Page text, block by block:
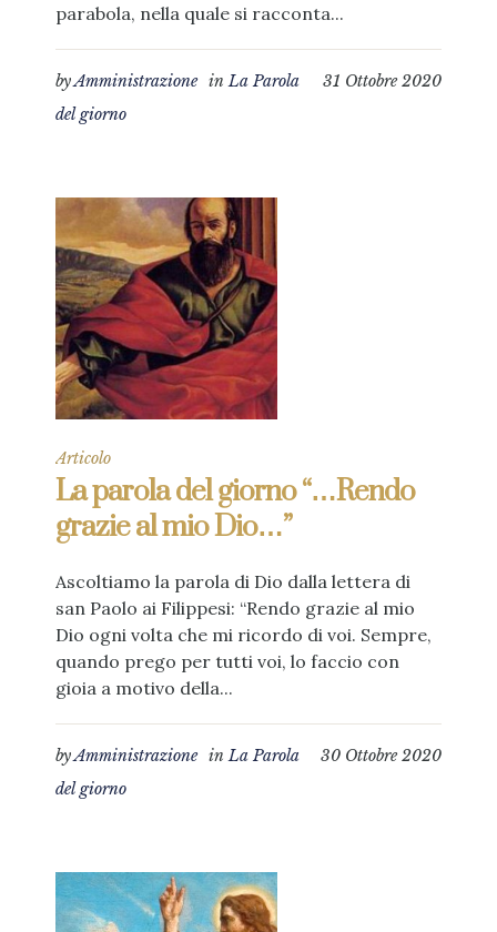
parabola, nella quale si racconta...
31 Ottobre 2020
byAmministrazione inLa Parola
del giorno
Articolo
La parola del giorno “…Rendo
grazie al mio Dio…”
Ascoltiamo la parola di Dio dalla lettera di
san Paolo ai Filippesi: “Rendo grazie al mio
Dio ogni volta che mi ricordo di voi. Sempre,
quando prego per tutti voi, lo faccio con
gioia a motivo della...
30 Ottobre 2020
byAmministrazione inLa Parola
del giorno